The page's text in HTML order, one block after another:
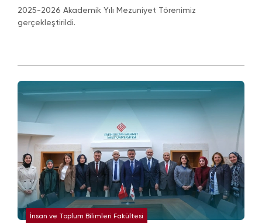
2025-2026 Akademik Yılı Mezuniyet Törenimiz
gerçekleştirildi.
İnsan ve Toplum Bilimleri Fakültesi